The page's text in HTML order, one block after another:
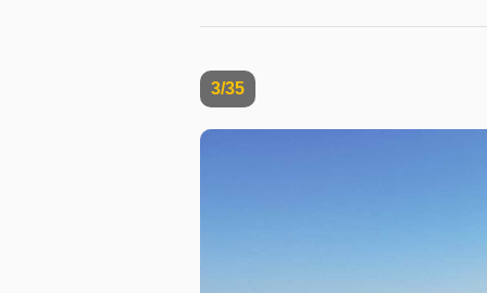
3/35